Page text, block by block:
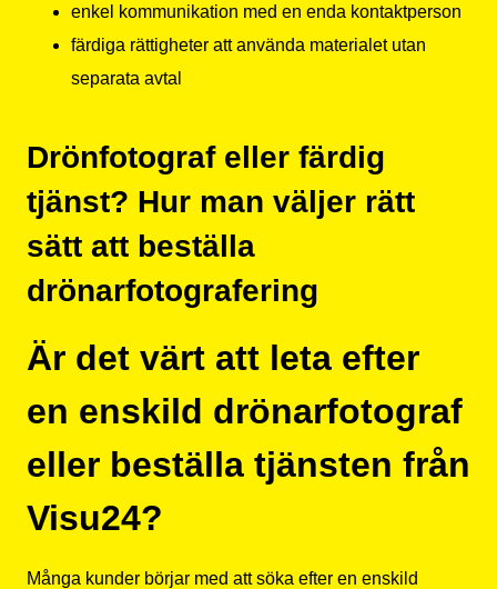
enkel kommunikation med en enda kontaktperson
färdiga rättigheter att använda materialet utan
separata avtal
Drönfotograf eller färdig
tjänst? Hur man väljer rätt
sätt att beställa
drönarfotografering
Är det värt att leta efter
en enskild drönarfotograf
eller beställa tjänsten från
Visu24?
Många kunder börjar med att söka efter en enskild